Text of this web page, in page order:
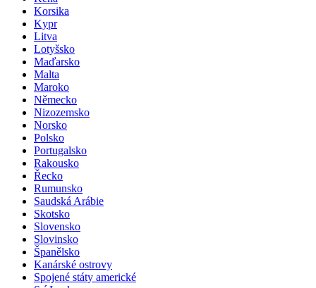
Korsika
Kypr
Litva
Lotyšsko
Maďarsko
Malta
Maroko
Německo
Nizozemsko
Norsko
Polsko
Portugalsko
Rakousko
Řecko
Rumunsko
Saudská Arábie
Skotsko
Slovensko
Slovinsko
Španělsko
Kanárské ostrovy
Spojené státy americké